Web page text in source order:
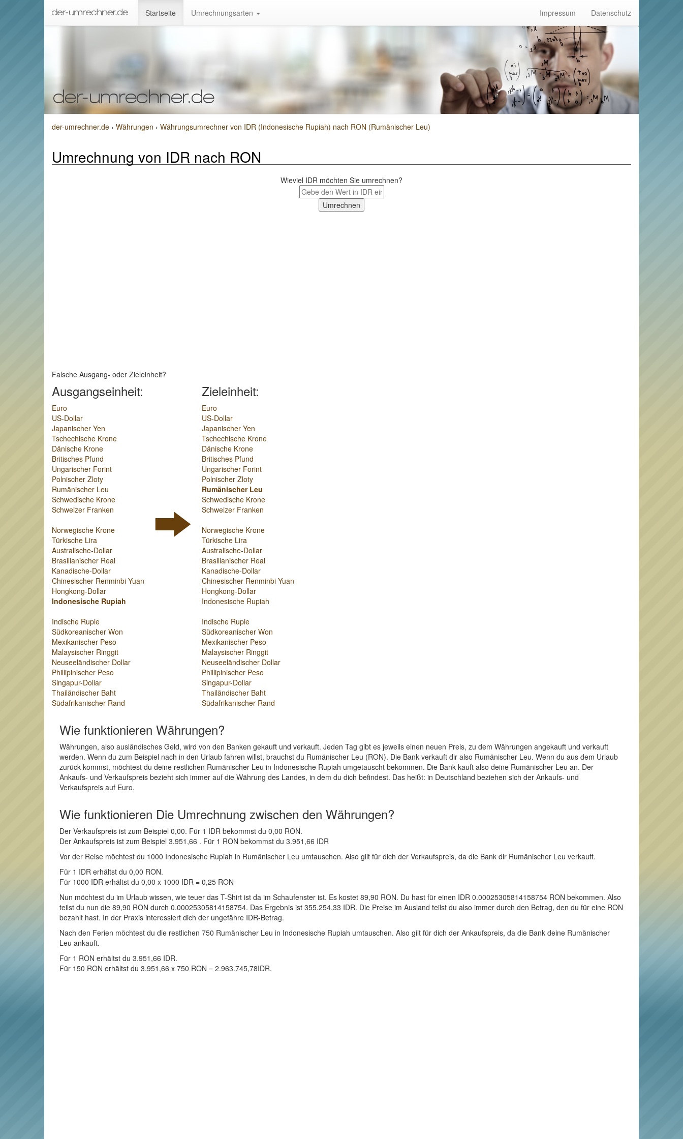
Startseite Umrechnungsarten Impressum Datenschutz
der-umrechner.de › Währungen › Währungsumrechner von IDR (Indonesische Rupiah) nach RON (Rumänischer Leu)
Umrechnung von IDR nach RON
Wieviel IDR möchten Sie umrechnen?
Falsche Ausgang- oder Zieleinheit?
Ausgangseinheit:
Euro
US-Dollar
Japanischer Yen
Tschechische Krone
Dänische Krone
Britisches Pfund
Ungarischer Forint
Polnischer Zloty
Rumänischer Leu
Schwedische Krone
Schweizer Franken
Norwegische Krone
Türkische Lira
Australische-Dollar
Brasilianischer Real
Kanadische-Dollar
Chinesischer Renminbi Yuan
Hongkong-Dollar
Indonesische Rupiah
Indische Rupie
Südkoreanischer Won
Mexikanischer Peso
Malaysischer Ringgit
Neuseeländischer Dollar
Phillipinischer Peso
Singapur-Dollar
Thailändischer Baht
Südafrikanischer Rand
Zieleinheit:
Euro
US-Dollar
Japanischer Yen
Tschechische Krone
Dänische Krone
Britisches Pfund
Ungarischer Forint
Polnischer Zloty
Rumänischer Leu
Schwedische Krone
Schweizer Franken
Norwegische Krone
Türkische Lira
Australische-Dollar
Brasilianischer Real
Kanadische-Dollar
Chinesischer Renminbi Yuan
Hongkong-Dollar
Indonesische Rupiah
Indische Rupie
Südkoreanischer Won
Mexikanischer Peso
Malaysischer Ringgit
Neuseeländischer Dollar
Phillipinischer Peso
Singapur-Dollar
Thailändischer Baht
Südafrikanischer Rand
Wie funktionieren Währungen?
Währungen, also ausländisches Geld, wird von den Banken gekauft und verkauft. Jeden Tag gibt es jeweils einen neuen Preis, zu dem Währungen angekauft und verkauft
werden. Wenn du zum Beispiel nach in den Urlaub fahren willst, brauchst du Rumänischer Leu (RON). Die Bank verkauft dir also Rumänischer Leu. Wenn du aus dem Urlaub
zurück kommst, möchtest du deine restlichen Rumänischer Leu in Indonesische Rupiah umgetauscht bekommen. Die Bank kauft also deine Rumänischer Leu an. Der
Ankaufs- und Verkaufspreis bezieht sich immer auf die Währung des Landes, in dem du dich befindest. Das heißt: in Deutschland beziehen sich der Ankaufs- und
Verkaufspreis auf Euro.
Wie funktionieren Die Umrechnung zwischen den Währungen?
Der Verkaufspreis ist zum Beispiel 0,00. Für 1 IDR bekommst du 0,00 RON.
Der Ankaufspreis ist zum Beispiel 3.951,66 . Für 1 RON bekommst du 3.951,66 IDR
Vor der Reise möchtest du 1000 Indonesische Rupiah in Rumänischer Leu umtauschen. Also gilt für dich der Verkaufspreis, da die Bank dir Rumänischer Leu verkauft.
Für 1 IDR erhältst du 0,00 RON.
Für 1000 IDR erhältst du 0,00 x 1000 IDR = 0,25 RON
Nun möchtest du im Urlaub wissen, wie teuer das T-Shirt ist da im Schaufenster ist. Es kostet 89,90 RON. Du hast für einen IDR 0.00025305814158754 RON bekommen. Also
teilst du nun die 89,90 RON durch 0.00025305814158754. Das Ergebnis ist 355.254,33 IDR. Die Preise im Ausland teilst du also immer durch den Betrag, den du für eine RON
bezahlt hast. In der Praxis interessiert dich der ungefähre IDR-Betrag.
Nach den Ferien möchtest du die restlichen 750 Rumänischer Leu in Indonesische Rupiah umtauschen. Also gilt für dich der Ankaufspreis, da die Bank deine Rumänischer
Leu ankauft.
Für 1 RON erhältst du 3.951,66 IDR.
Für 150 RON erhältst du 3.951,66 x 750 RON = 2.963.745,78IDR.